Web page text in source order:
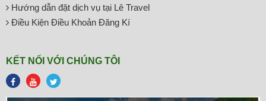
Hướng dẫn đặt dịch vụ tại Lê Travel
Điều Kiện Điều Khoản Đăng Kí
KẾT NỐI VỚI CHÚNG TÔI